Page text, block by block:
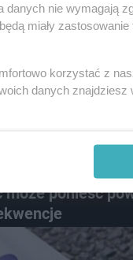
tonął w
może ponieść
danych nie wymagają
miały zastosowanie
korzystać z
danych znajdziesz